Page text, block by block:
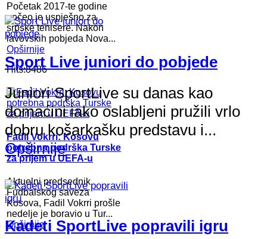
Početak 2017-te godine
počeo je uspješno za
srpske tenisere. Nakon
lavovskih pobjeda Nova...
Opširnije
Hits:8486
Fadil Vokrri: Kosovu
potrebna podrška Turske
za prijem u UEFA-u
Aktuelni predsednik
Fudbalskog saveza
Kosova, Fadil Vokrri prošle
nedelje je boravio u Tur...
Opširnije
Sport Live juniori do pobjede
Juniori SportLive su danas kao
domaćini iako oslabljeni pružili vrlo
dobru košarkašku predstavu i...
Opširnije
Kadeti SportLive popravili igru